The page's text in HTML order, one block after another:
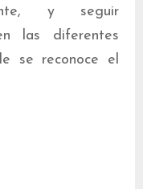
y seguir
las diferentes
se reconoce el